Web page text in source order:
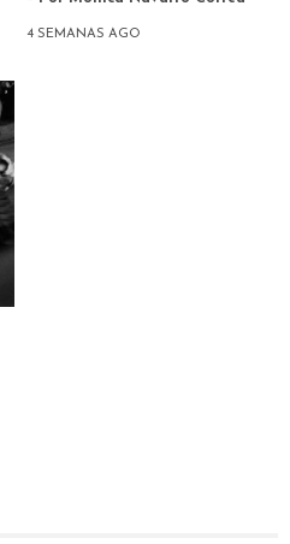
4 SEMANAS AGO